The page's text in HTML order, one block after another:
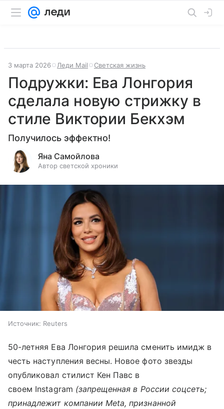
3 марта 2026 Леди Mail Светская жизнь
Подружки: Ева Лонгория
сделала новую стрижку в
стиле Виктории Бекхэм
Получилось эффектно!
Яна Самойлова
Автор светской хроники
Источник: Reuters
50-летняя Ева Лонгория решила сменить имидж в
честь наступления весны. Новое фото звезды
опубликовал стилист Кен Павс в
своем Instagram (запрещенная в России соцсеть;
принадлежит компании Meta, признанной